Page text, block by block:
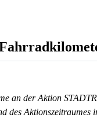
an der Aktion
des